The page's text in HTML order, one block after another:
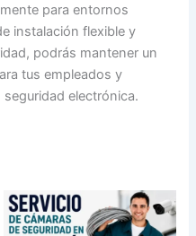
para entornos
instalación flexible y
podrás mantener un
tus empleados y
electrónica.